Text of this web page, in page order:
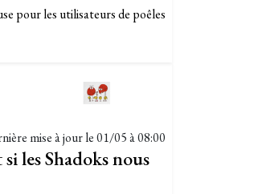
pour les utilisateurs de poêles
mise à jour le01/05 à 08:00
les Shadoks nous